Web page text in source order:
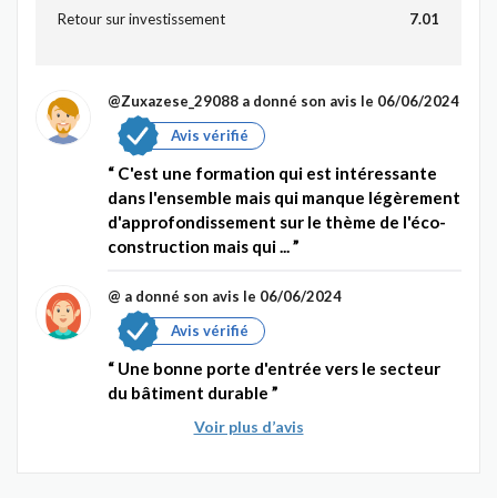
Retour sur investissement 7.01
@Zuxazese_29088 a donné son avis le 06/06/2024
Avis vérifié
C'est une formation qui est intéressante
dans l'ensemble mais qui manque légèrement
d'approfondissement sur le thème de l'éco-
construction mais qui ...
@ a donné son avis le 06/06/2024
Avis vérifié
Une bonne porte d'entrée vers le secteur
du bâtiment durable
Voir plus d’avis